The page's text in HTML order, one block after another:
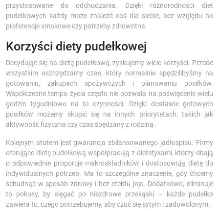
przystosowane do odchudzania. Dzięki różnorodności diet
pudełkowych każdy może znaleźć coś dla siebie, bez względu na
preferencje smakowe czy potrzeby zdrowotne.
Korzyści diety pudełkowej
Decydując się na dietę pudełkową, zyskujemy wiele korzyści. Przede
wszystkim oszczędzamy czas, który normalnie spędzilibyśmy na
gotowaniu, zakupach spożywczych i planowaniu posiłków.
Współczesne tempo życia często nie pozwala na poświęcenie wielu
godzin tygodniowo na te czynności. Dzięki dostawie gotowych
posiłków możemy skupić się na innych priorytetach, takich jak
aktywność fizyczna czy czas spędzany z rodziną.
Kolejnym atutem jest gwarancja zbilansowanego jadłospisu. Firmy
oferujące dietę pudełkową współpracują z dietetykami, którzy dbają
o odpowiednie proporcje makroskładników i dostosowują dietę do
indywidualnych potrzeb. Ma to szczególne znaczenie, gdy chcemy
schudnąć w sposób zdrowy i bez efektu jojo. Dodatkowo, eliminuje
to pokusy, by sięgać po niezdrowe przekąski – każde pudełko
zawiera to, czego potrzebujemy, aby czuć się sytym i zadowolonym.